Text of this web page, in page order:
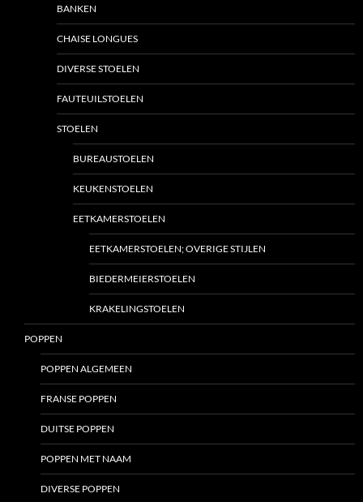
BANKEN
CHAISE LONGUES
DIVERSE STOELEN
FAUTEUILSTOELEN
STOELEN
BUREAUSTOELEN
KEUKENSTOELEN
EETKAMERSTOELEN
EETKAMERSTOELEN; OVERIGE STIJLEN
BIEDERMEIERSTOELEN
KRAKELINGSTOELEN
POPPEN
POPPEN ALGEMEEN
FRANSE POPPEN
DUITSE POPPEN
POPPEN MET NAAM
DIVERSE POPPEN